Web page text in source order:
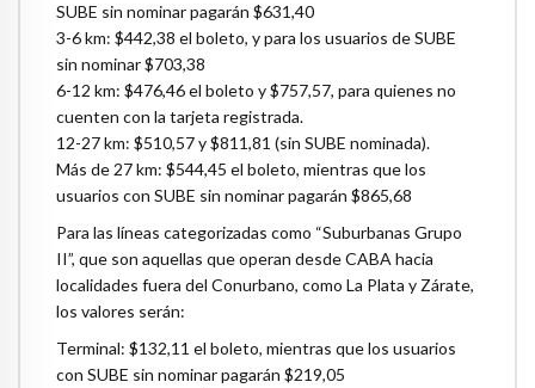
SUBE sin nominar pagarán $631,40
3-6 km: $442,38 el boleto, y para los usuarios de SUBE
sin nominar $703,38
6-12 km: $476,46 el boleto y $757,57, para quienes no
cuenten con la tarjeta registrada.
12-27 km: $510,57 y $811,81 (sin SUBE nominada).
Más de 27 km: $544,45 el boleto, mientras que los
usuarios con SUBE sin nominar pagarán $865,68
Para las líneas categorizadas como “Suburbanas Grupo
II”, que son aquellas que operan desde CABA hacia
localidades fuera del Conurbano, como La Plata y Zárate,
los valores serán:
Terminal: $132,11 el boleto, mientras que los usuarios
con SUBE sin nominar pagarán $219,05